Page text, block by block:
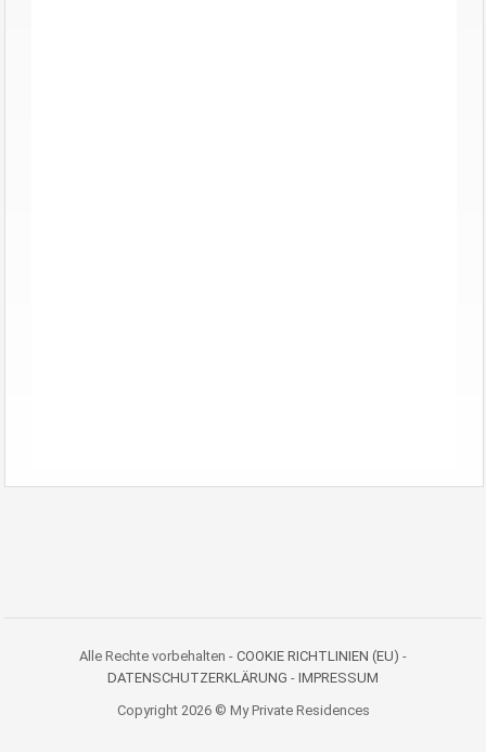
Alle Rechte vorbehalten - COOKIE RICHTLINIEN (EU) -
DATENSCHUTZERKLÄRUNG - IMPRESSUM
Copyright 2026 © My Private Residences